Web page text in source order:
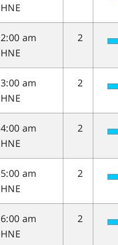
HNE
2:00 am
HNE
2
3:00 am
HNE
2
4:00 am
HNE
2
5:00 am
HNE
2
6:00 am
HNE
2